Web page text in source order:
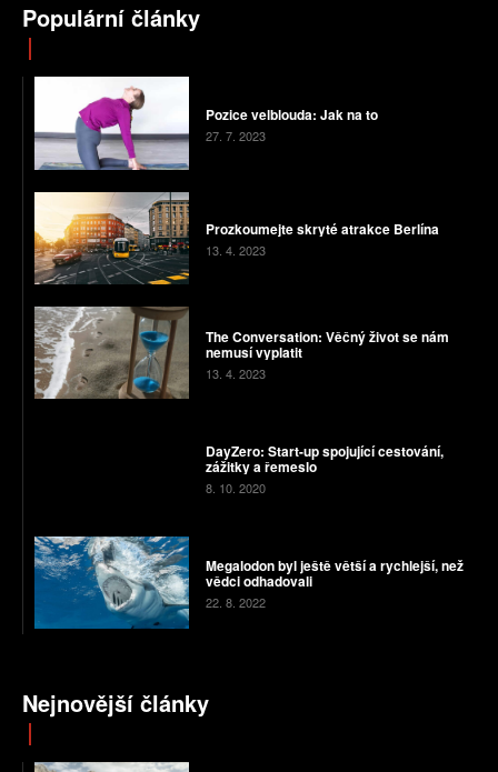
Populární články
Pozice velblouda: Jak na to
27. 7. 2023
Prozkoumejte skryté atrakce Berlína
13. 4. 2023
The Conversation: Věčný život se nám
nemusí vyplatit
13. 4. 2023
DayZero: Start-up spojující cestování,
zážitky a řemeslo
8. 10. 2020
Megalodon byl ještě větší a rychlejší, než
vědci odhadovali
22. 8. 2022
Nejnovější články